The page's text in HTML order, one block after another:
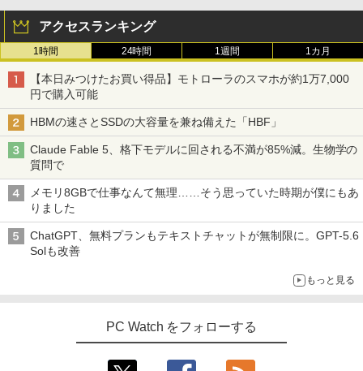
アクセスランキング
1時間 24時間 1週間 1カ月
【本日みつけたお買い得品】モトローラのスマホが約1万7,000
円で購入可能
HBMの速さとSSDの大容量を兼ね備えた「HBF」
Claude Fable 5、格下モデルに回される不満が85%減。生物学の
質問で
メモリ8GBで仕事なんて無理……そう思っていた時期が僕にもあ
りました
ChatGPT、無料プランもテキストチャットが無制限に。GPT-5.6
Solも改善
もっと見る
PC Watch をフォローする